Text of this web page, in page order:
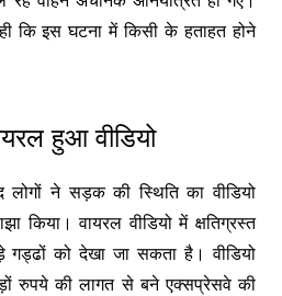
कि इस घटना में किसी के हताहत होने
हुआ वीडियो
ने सड़क की स्थिति का वीडियो
किया। वायरल वीडियो में क्षतिग्रस्त
को देखा जा सकता है। वीडियो
रुपये की लागत से बने एक्सप्रेसवे की